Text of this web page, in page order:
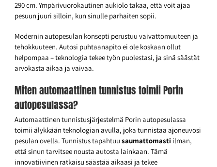
290 cm. Ympärivuorokautinen aukiolo takaa, että voit ajaa
pesuun juuri silloin, kun sinulle parhaiten sopii.
Modernin autopesulan konsepti perustuu vaivattomuuteen ja
tehokkuuteen. Autosi puhtaanapito ei ole koskaan ollut
helpompaa – teknologia tekee työn puolestasi, ja sinä säästät
arvokasta aikaa ja vaivaa.
Miten automaattinen tunnistus toimii Porin
autopesulassa?
Automaattinen tunnistusjärjestelmä Porin autopesulassa
toimii älykkään teknologian avulla, joka tunnistaa ajoneuvosi
pesulan ovella. Tunnistus tapahtuu saumattomasti ilman,
että sinun tarvitsee nousta autosta lainkaan. Tämä
innovatiivinen ratkaisu säästää aikaasi ja tekee